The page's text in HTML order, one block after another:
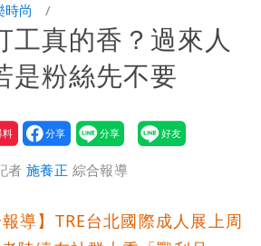
蛋
開200桌搞成演唱會 她嫌高
「這是他愛我的方式」
驚爆：伊朗最高領袖緊急送醫
級「大豪雨」！基隆北海岸逢
水倒灌
擠住10坪屋 媽帶補助款離
手了
女藝人「我又沒伸舌頭」 連
時尚
工真的香？過來人
是粉絲先不要
者施養正 綜合報導
報導】TRE台北國際成人展上周